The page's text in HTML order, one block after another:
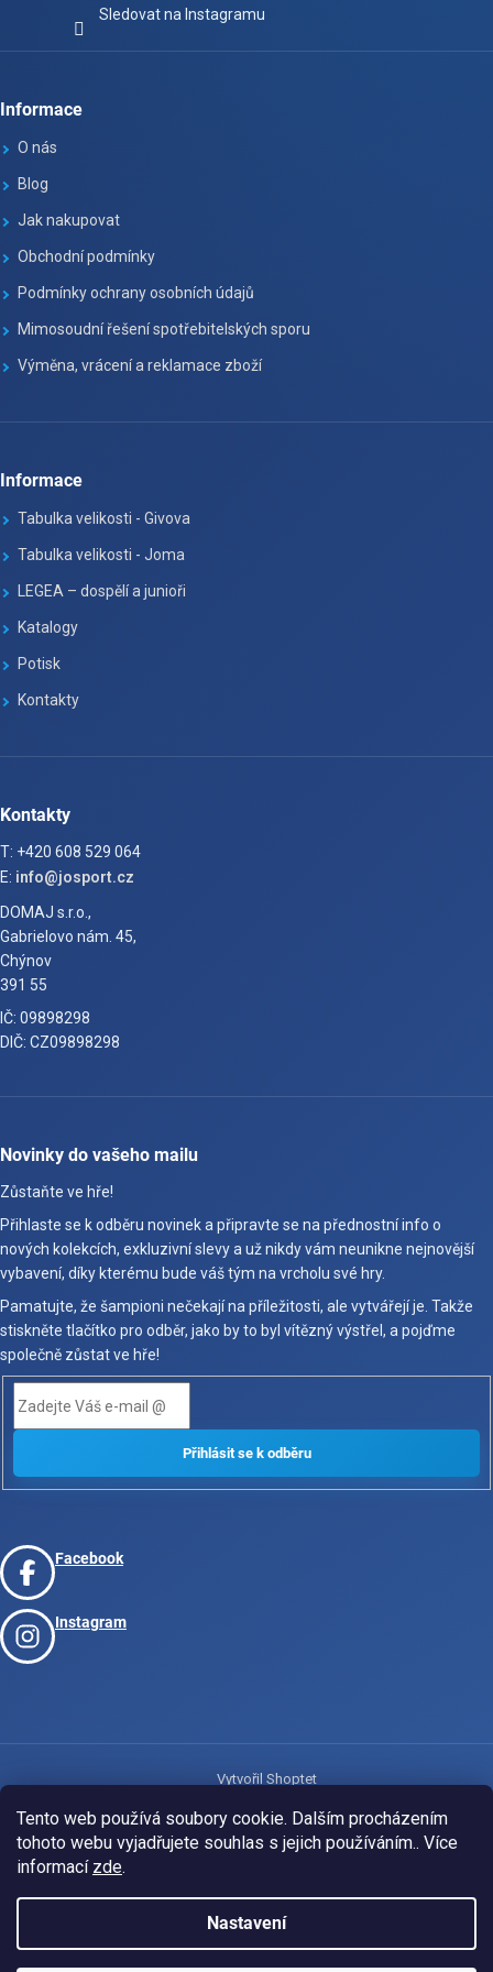
Tento web používá soubory cookie. Dalším procházením
tohoto webu vyjadřujete souhlas s jejich používáním.. Více
informací zde.
Nastavení
Sledovat na Instagramu
Informace
O nás
Blog
Jak nakupovat
Obchodní podmínky
Podmínky ochrany osobních údajů
Mimosoudní řešení spotřebitelských sporu
Výměna, vrácení a reklamace zboží
Informace
Tabulka velikosti - Givova
Tabulka velikosti - Joma
LEGEA – dospělí a junioři
Katalogy
Potisk
Kontakty
Kontakty
T: +420 608 529 064
E: info@josport.cz
DOMAJ s.r.o.,
Gabrielovo nám. 45,
Chýnov
391 55
IČ: 09898298
DIČ: CZ09898298
Novinky do vašeho mailu
Zůstaňte ve hře!
Přihlaste se k odběru novinek a připravte se na přednostní info o
nových kolekcích, exkluzivní slevy a už nikdy vám neunikne nejnovější
vybavení, díky kterému bude váš tým na vrcholu své hry.
Pamatujte, že šampioni nečekají na příležitosti, ale vytvářejí je. Takže
stiskněte tlačítko pro odběr, jako by to byl vítězný výstřel, a pojďme
společně zůstat ve hře!
Facebook
Instagram
Vytvořil Shoptet
Copyright 2026www.josport.cz. Všechna práva vyhrazena.